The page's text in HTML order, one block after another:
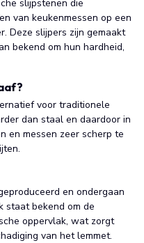
slijpstenen die
van keukenmessen op een
Deze slijpers zijn gemaakt
bekend om hun hardheid,
voor traditionele
dan staal en daardoor in
en messen zeer scherp te
en ondergaan
staat bekend om de
oppervlak, wat zorgt
van het lemmet.